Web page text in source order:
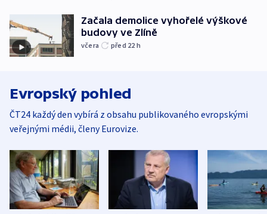
Začala demolice vyhořelé výškové
budovy ve Zlíně
včera před 22 h
Evropský pohled
ČT24 každý den vybírá z obsahu publikovaného evropskými
veřejnými médii, členy Eurovize.